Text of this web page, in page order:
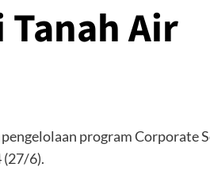
Tanah Air
program Corporate
(27/6).